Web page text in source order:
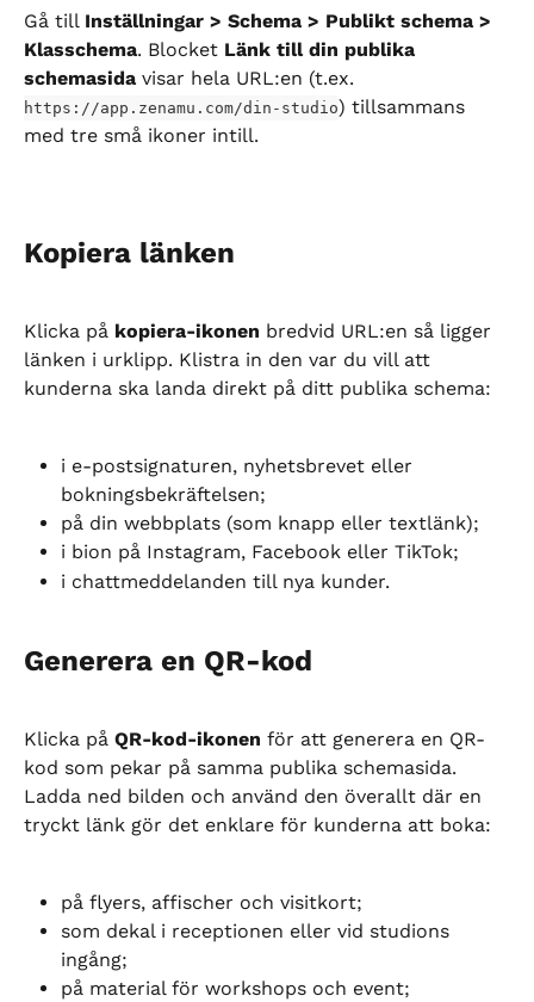
Gå till Inställningar > Schema > Publikt schema >
Klasschema. Blocket Länk till din publika
schemasida visar hela URL:en (t.ex.
https://app.zenamu.com/din-studio) tillsammans
med tre små ikoner intill.
Kopiera länken
Klicka på kopiera-ikonen bredvid URL:en så ligger
länken i urklipp. Klistra in den var du vill att
kunderna ska landa direkt på ditt publika schema:
i e-postsignaturen, nyhetsbrevet eller
bokningsbekräftelsen;
på din webbplats (som knapp eller textlänk);
i bion på Instagram, Facebook eller TikTok;
i chattmeddelanden till nya kunder.
Generera en QR-kod
Klicka på QR-kod-ikonen för att generera en QR-
kod som pekar på samma publika schemasida.
Ladda ned bilden och använd den överallt där en
tryckt länk gör det enklare för kunderna att boka:
på flyers, affischer och visitkort;
som dekal i receptionen eller vid studions
ingång;
på material för workshops och event;